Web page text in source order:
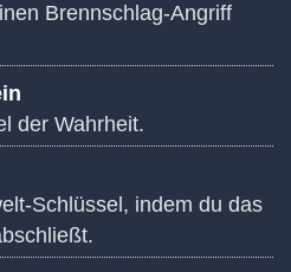
Brennschlag-Angriff
der Wahrheit.
Schlüssel, indem du das